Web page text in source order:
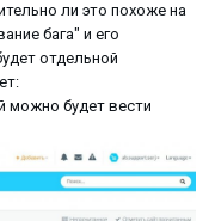
ли это похоже на
бага" и его
отдельной
можно будет вести